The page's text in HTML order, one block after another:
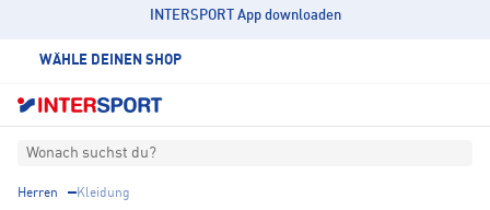
INTERSPORT App downloaden
WÄHLE DEINEN SHOP
Wonach suchst du?
Herren Kleidung